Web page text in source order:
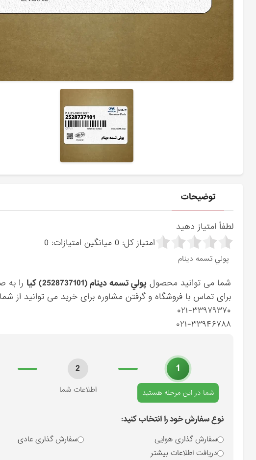
توضیحات
لطفاً امتیاز دهید
امتیاز کل: 0 میانگین امتیازات: 0
پولي تسمه دينام
شما می توانید محصولپولي تسمه دينام (2528737101) کیا
را به
برای تماس با فروشگاه و گرفتن مشاوره برای خرید می توانید از
۰۲۱-۳۳۹۷۹۳۷۰
۰۲۱-۳۳۹۴۶۷۸۸
1
انتخاب نوع سفارش
شما در این مرحله هستید
2
اطلاعات شما
نوع سفارش خود را انتخاب کنید:
سفارش گذاری هوایی
سفارش گذاری عادی
دریافت اطلاعات بیشتر